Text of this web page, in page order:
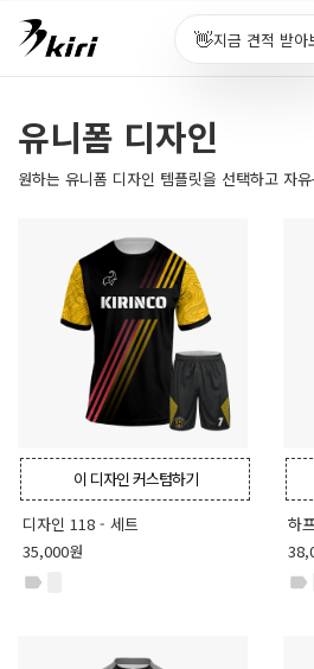
👋지금 견적 받아
유니폼 디자인
원하는 유니폼 디자인 템플릿을 선택하고 자
이 디자인 커스텀하기
디자인 118 - 세트
35,000원
label
하
label